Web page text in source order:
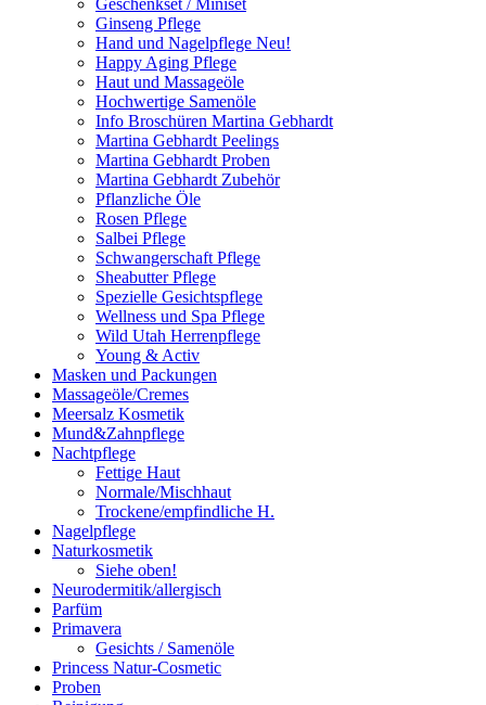
Geschenkset / Miniset
Ginseng Pflege
Hand und Nagelpflege Neu!
Happy Aging Pflege
Haut und Massageöle
Hochwertige Samenöle
Info Broschüren Martina Gebhardt
Martina Gebhardt Peelings
Martina Gebhardt Proben
Martina Gebhardt Zubehör
Pflanzliche Öle
Rosen Pflege
Salbei Pflege
Schwangerschaft Pflege
Sheabutter Pflege
Spezielle Gesichtspflege
Wellness und Spa Pflege
Wild Utah Herrenpflege
Young & Activ
Masken und Packungen
Massageöle/Cremes
Meersalz Kosmetik
Mund&Zahnpflege
Nachtpflege
Fettige Haut
Normale/Mischhaut
Trockene/empfindliche H.
Nagelpflege
Naturkosmetik
Siehe oben!
Neurodermitik/allergisch
Parfüm
Primavera
Gesichts / Samenöle
Princess Natur-Cosmetic
Proben